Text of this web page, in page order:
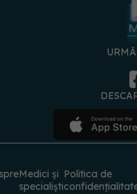
Medici și
specialiști
Politica de